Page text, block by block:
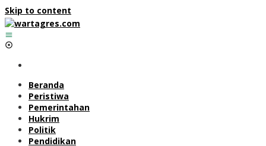
Skip to content
Beranda
Peristiwa
Pemerintahan
Hukrim
Politik
Pendidikan